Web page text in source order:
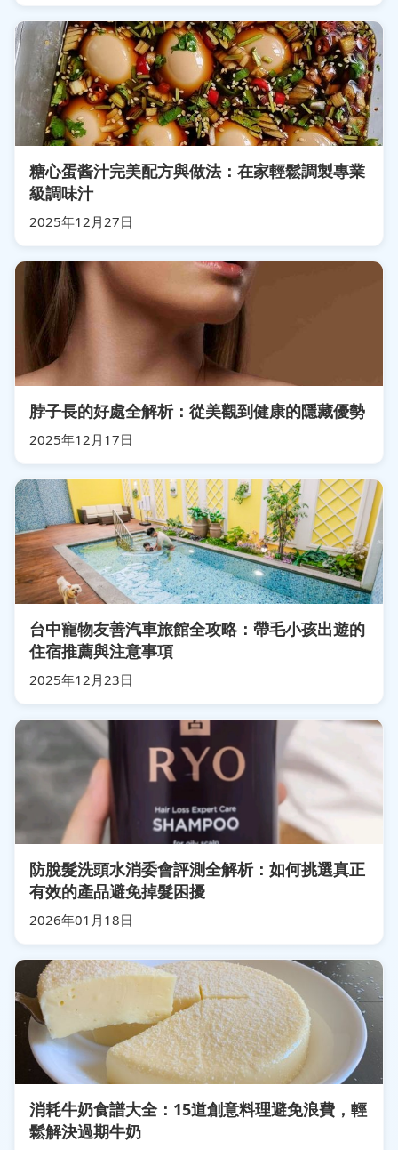
糖心蛋酱汁完美配方與做法：在家輕鬆調製專業
級調味汁
2025年12月27日
脖子長的好處全解析：從美觀到健康的隱藏優勢
2025年12月17日
台中寵物友善汽車旅館全攻略：帶毛小孩出遊的
住宿推薦與注意事項
2025年12月23日
防脫髮洗頭水消委會評測全解析：如何挑選真正
有效的產品避免掉髮困擾
2026年01月18日
消耗牛奶食譜大全：15道創意料理避免浪費，輕
鬆解決過期牛奶